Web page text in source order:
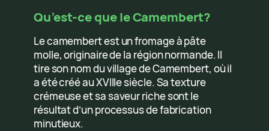
Qu’est-ce que le Camembert?
Le camembert est un fromage à pâte
molle, originaire de la région normande. Il
tire son nom du village de Camembert, où il
a été créé au XVIIIe siècle. Sa texture
crémeuse et sa saveur riche sont le
résultat d’un processus de fabrication
minutieux.